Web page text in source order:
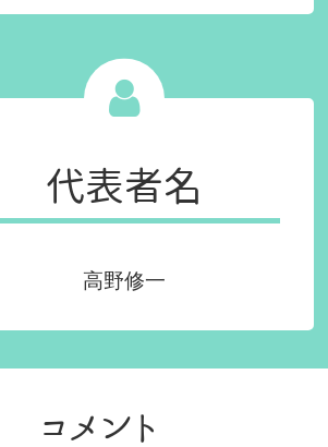
代表者名
高野修一
コメント